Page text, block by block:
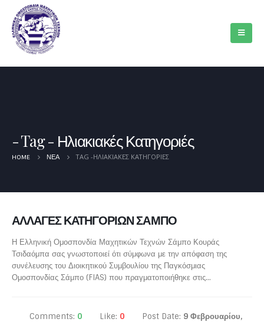
Tag - Ηλιακιακές Κατηγοριές
HOME ΝΈΑ TAG -ΗΛΙΑΚΙΑΚΈΣ ΚΑΤΗΓΟΡΙΈΣ
ΑΛΛΑΓΕΣ ΚΑΤΗΓΟΡΙΩΝ ΣΑΜΠΟ
Η Ελληνική Ομοσπονδία Μαχητικών Τεχνών Σάμπο Κουράς
Τσιδαόμπα σας γνωστοποιεί ότι σύμφωνα με την απόφαση της
συνέλευσης του Διοικητικού Συμβουλίου της Παγκόσμιας
Ομοσπονδίας Σάμπο (FIAS) που πραγματοποιήθηκε στις...
Comments: 0 Like: 0 Post Date: 9 Φεβρουαρίου,